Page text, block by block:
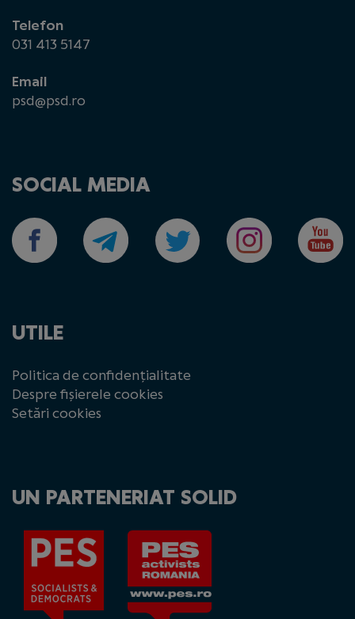
Telefon
031 413 5147
Email
psd@psd.ro
SOCIAL MEDIA
UTILE
Politica de confidențialitate
Despre fișierele cookies
Setări cookies
UN PARTENERIAT SOLID